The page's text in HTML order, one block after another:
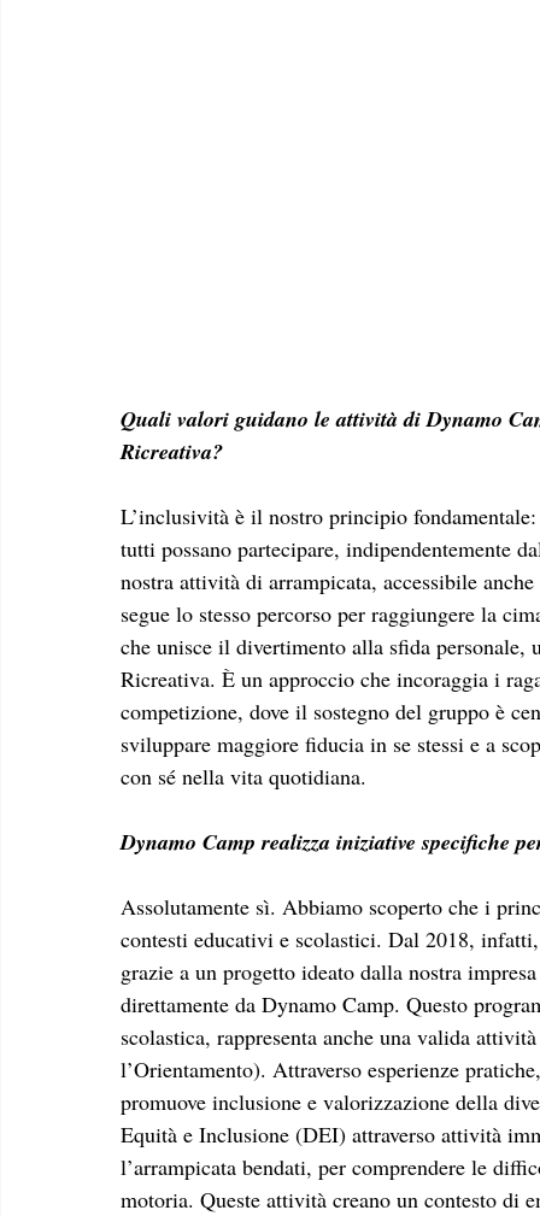
Quali valori guidano le attività di Dynamo
Ricreativa?
L’inclusività è il nostro principio
tutti possano partecipare, indipendentemente
nostra attività di arrampicata, accessibile
segue lo stesso percorso per raggiungere la
che unisce il divertimento alla sfida personale,
Ricreativa. È un approccio che incoraggia i
competizione, dove il sostegno del gruppo è
sviluppare maggiore fiducia in se stessi e a
con sé nella vita quotidiana.
Dynamo Camp realizza iniziative specifiche
Assolutamente sì. Abbiamo scoperto che i
contesti educativi e scolastici. Dal 2018,
grazie a un progetto ideato dalla nostra
direttamente da Dynamo Camp. Questo
scolastica, rappresenta anche una valida
l’Orientamento). Attraverso esperienze
promuove inclusione e valorizzazione della
Equità e Inclusione (DEI) attraverso attività
l’arrampicata bendati, per comprendere le
motoria. Queste attività creano un contesto di